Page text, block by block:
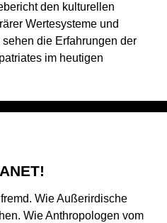
den kulturellen
Wertesysteme und
die Erfahrungen der
im heutigen
Wie Außerirdische
Wie Anthropologen vom